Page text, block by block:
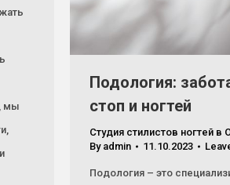
мы
Подология:
стоп и ногтей
Студия стилистов ногтей в
By admin 11.10.2023
Подология – это